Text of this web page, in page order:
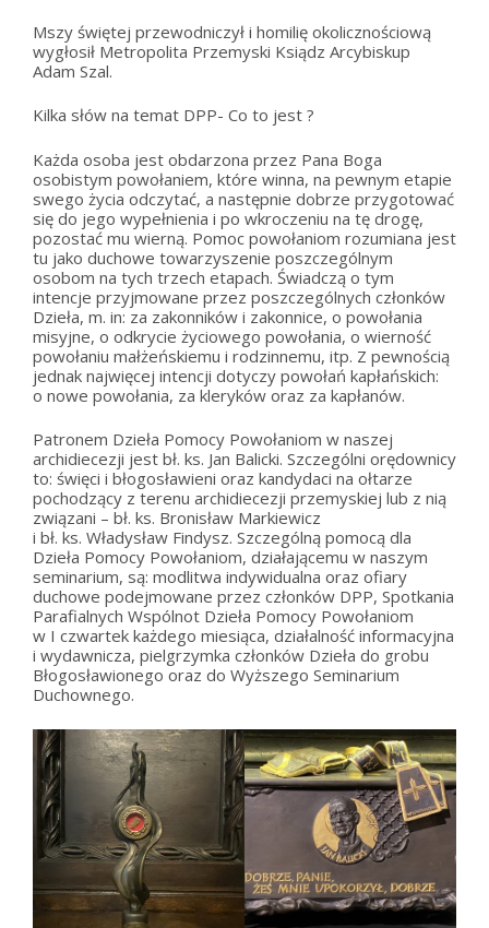
Mszy świętej przewodniczył i homilię okolicznościową
wygłosił Metropolita Przemyski Ksiądz Arcybiskup
Adam Szal.
Kilka słów na temat DPP- Co to jest ?
Każda osoba jest obdarzona przez Pana Boga
osobistym powołaniem, które winna, na pewnym etapie
swego życia odczytać, a następnie dobrze przygotować
się do jego wypełnienia i po wkroczeniu na tę drogę,
pozostać mu wierną. Pomoc powołaniom rozumiana jest
tu jako duchowe towarzyszenie poszczególnym
osobom na tych trzech etapach. Świadczą o tym
intencje przyjmowane przez poszczególnych członków
Dzieła, m. in: za zakonników i zakonnice, o powołania
misyjne, o odkrycie życiowego powołania, o wierność
powołaniu małżeńskiemu i rodzinnemu, itp. Z pewnością
jednak najwięcej intencji dotyczy powołań kapłańskich:
o nowe powołania, za kleryków oraz za kapłanów.
Patronem Dzieła Pomocy Powołaniom w naszej
archidiecezji jest bł. ks. Jan Balicki. Szczególni orędownicy
to: święci i błogosławieni oraz kandydaci na ołtarze
pochodzący z terenu archidiecezji przemyskiej lub z nią
związani – bł. ks. Bronisław Markiewicz
i bł. ks. Władysław Findysz. Szczególną pomocą dla
Dzieła Pomocy Powołaniom, działającemu w naszym
seminarium, są: modlitwa indywidualna oraz ofiary
duchowe podejmowane przez członków DPP, Spotkania
Parafialnych Wspólnot Dzieła Pomocy Powołaniom
w I czwartek każdego miesiąca, działalność informacyjna
i wydawnicza, pielgrzymka członków Dzieła do grobu
Błogosławionego oraz do Wyższego Seminarium
Duchownego.